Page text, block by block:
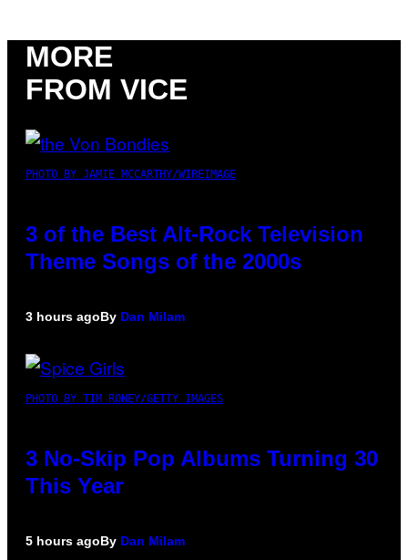
MORE
FROM VICE
PHOTO BY JAMIE MCCARTHY/WIREIMAGE
3 of the Best Alt-Rock Television
Theme Songs of the 2000s
3 hours agoBy Dan Milam
PHOTO BY TIM RONEY/GETTY IMAGES
3 No-Skip Pop Albums Turning 30
This Year
5 hours agoBy Dan Milam